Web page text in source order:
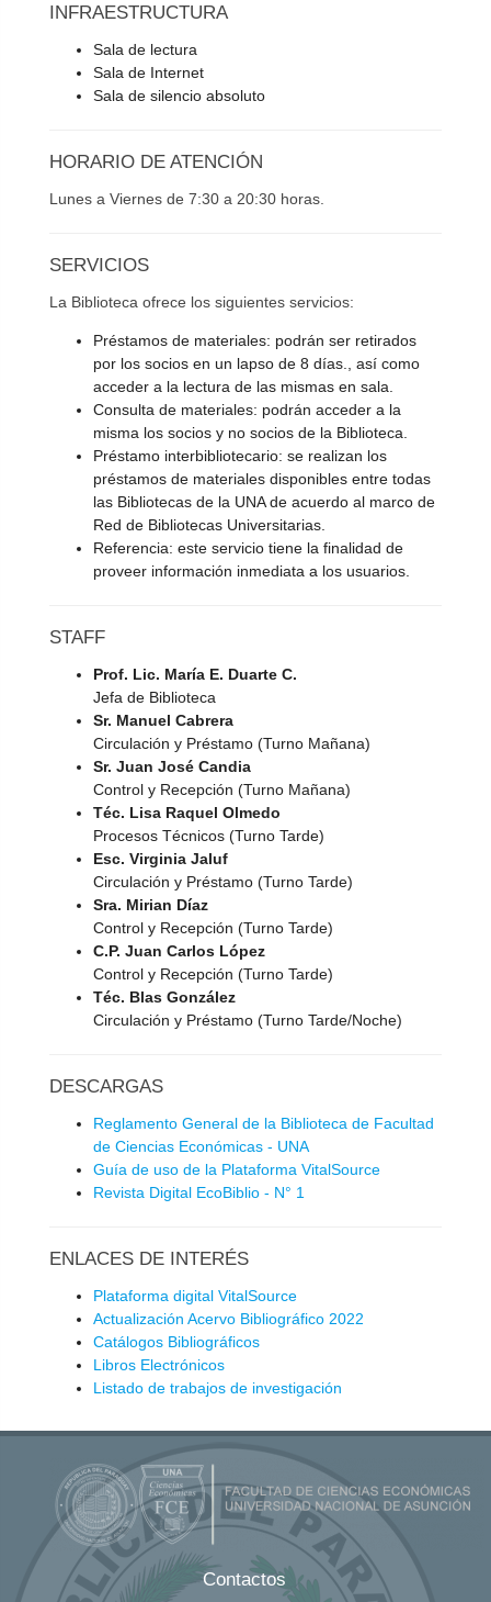
INFRAESTRUCTURA
Sala de lectura
Sala de Internet
Sala de silencio absoluto
HORARIO DE ATENCIÓN
Lunes a Viernes de 7:30 a 20:30 horas.
SERVICIOS
La Biblioteca ofrece los siguientes servicios:
Préstamos de materiales: podrán ser retirados
por los socios en un lapso de 8 días., así como
acceder a la lectura de las mismas en sala.
Consulta de materiales: podrán acceder a la
misma los socios y no socios de la Biblioteca.
Préstamo interbibliotecario: se realizan los
préstamos de materiales disponibles entre todas
las Bibliotecas de la UNA de acuerdo al marco de
Red de Bibliotecas Universitarias.
Referencia: este servicio tiene la finalidad de
proveer información inmediata a los usuarios.
STAFF
Prof. Lic. María E. Duarte C.
Jefa de Biblioteca
Sr. Manuel Cabrera
Circulación y Préstamo (Turno Mañana)
Sr. Juan José Candia
Control y Recepción (Turno Mañana)
Téc. Lisa Raquel Olmedo
Procesos Técnicos (Turno Tarde)
Esc. Virginia Jaluf
Circulación y Préstamo (Turno Tarde)
Sra. Mirian Díaz
Control y Recepción (Turno Tarde)
C.P. Juan Carlos López
Control y Recepción (Turno Tarde)
Téc. Blas González
Circulación y Préstamo (Turno Tarde/Noche)
DESCARGAS
Reglamento General de la Biblioteca de Facultad
de Ciencias Económicas - UNA
Guía de uso de la Plataforma VitalSource
Revista Digital EcoBiblio - N° 1
ENLACES DE INTERÉS
Plataforma digital VitalSource
Actualización Acervo Bibliográfico 2022
Catálogos Bibliográficos
Libros Electrónicos
Listado de trabajos de investigación
Contactos